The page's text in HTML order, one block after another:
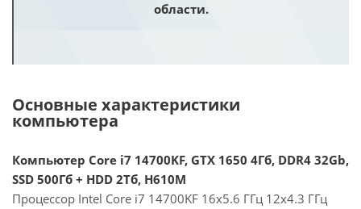
области.
Основные характеристики
компьютера
Компьютер Core i7 14700KF, GTX 1650 4Гб, DDR4 32Gb,
SSD 500Гб + HDD 2Тб, H610M
Процессор Intel Core i7 14700KF 16x5.6 ГГц 12x4.3 ГГц